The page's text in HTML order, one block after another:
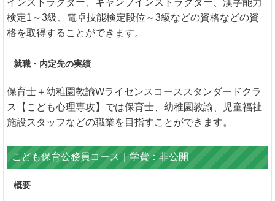
検定1～3級、電卓技能検定段位～3級などの資格などの資
格を取得することができます。
就職・内定先の実績
保育士＋幼稚園教諭Wライセンスコーススタンダードクラ
ス【こども心理専攻】では保育士、幼稚園教諭、児童福祉
施設スタッフなどの職業を目指すことができます。
こども保育公務員コース｜学費：非公開
概要